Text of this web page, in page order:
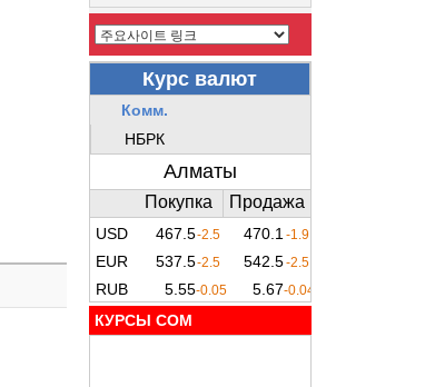
КУРСЫ COM